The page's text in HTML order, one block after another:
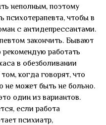
неполным, поэтому
психотерапевта, чтобы в
с антидепрессантами.
закончить. Бывают
рекомендую работать
в обезболивании
когда говорят, что
не может быть не больно.
один из вариантов.
если работа
психиатр,